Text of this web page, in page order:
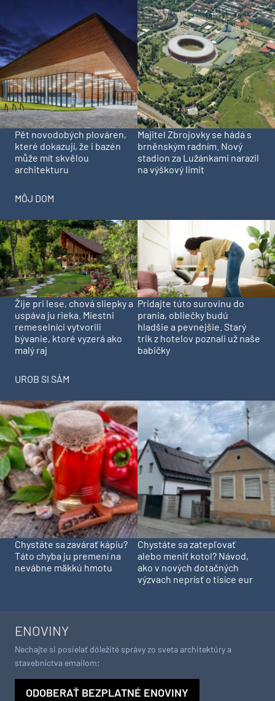
Pět novodobých plováren,
které dokazují, že i bazén
může mít skvělou
architekturu
Majitel Zbrojovky se hádá s
brněnským radním. Nový
stadion za Lužánkami narazil
na výškový limit
MÔJ DOM
Žije pri lese, chová sliepky a
uspáva ju rieka. Miestni
remeselníci vytvorili
bývanie, ktoré vyzerá ako
malý raj
Pridajte túto surovinu do
prania, obliečky budú
hladšie a pevnejšie. Starý
trik z hotelov poznali už naše
babičky
UROB SI SÁM
Chystáte sa zavárať kápiu?
Táto chyba ju premení na
nevábne mäkkú hmotu
Chystáte sa zatepľovať
alebo meniť kotol? Návod,
ako v nových dotačných
výzvach neprísť o tisíce eur
ENOVINY
Nechajte si posielať dôležité správy zo sveta architektúry a
stavebníctva emailom:
ODOBERAŤ BEZPLATNÉ ENOVINY